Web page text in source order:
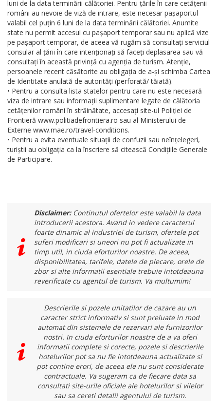
luni de la data terminării călătoriei. Pentru țările în care cetățenii
români au nevoie de viză de intrare, este necesar pașaportul
valabil cel puțin 6 luni de la data terminării călătoriei. Anumite
state nu permit accesul cu pașaport temporar sau nu aplică vize
pe pașaport temporar, de aceea vă rugăm să consultați serviciul
consular al țării în care intenționați să faceți deplasarea sau vă
consultați în această privință cu agenția de turism. Atenție,
persoanele recent căsătorite au obligația de a-și schimba Cartea
de Identitate anulată de autorități (perforată/ tăiată).
• Pentru a consulta lista statelor pentru care nu este necesară
viza de intrare sau informații suplimentare legate de călătoria
cetățenilor români în străinătate, accesați site-ul Poliției de
Frontieră www.politiadefrontiera.ro sau al Ministerului de
Externe www.mae.ro/travel-conditions.
• Pentru a evita eventuale situații de confuzii sau neînțelegeri,
turiștii au obligația ca la înscriere să citească Condițiile Generale
de Participare.
Disclaimer:Continutul ofertelor este valabil la data
introducerii acestora. Avand in vedere caracterul
foarte dinamic al industriei de turism, ofertele pot
suferi modificari si uneori nu pot fi actualizate in
timp util, in ciuda eforturilor noastre. De aceea,
disponibilitatea, tarifele, datele de plecare, orele de
zbor si alte informatii esentiale trebuie intotdeauna
reverificate cu agentul de turism. Va multumim!
Descrierile si pozele unitatilor de cazare au un
caracter strict informativ si sunt preluate in mod
automat din sistemele de rezervari ale furnizorilor
nostri. In ciuda eforturilor noastre de a va oferi
informatii complete si corecte, pozele si descrierile
hotelurilor pot sa nu fie intotdeauna actualizate si
pot contine erori, de aceea ele nu sunt considerate
contractuale. Va sugeram ca de fiecare data sa
consultati site-urile oficiale ale hotelurilor si vilelor
sau sa cereti detalii agentului de turism.